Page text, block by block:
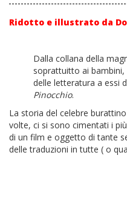
Ridotto e illustrato da
Dalla collana della
soprattuitto ai
delle letteratura a essi
Pinocchio.
La storia del celebre
volte, ci si sono cimentati i
di un film e oggetto di tante
delle traduzioni in tutte ( o